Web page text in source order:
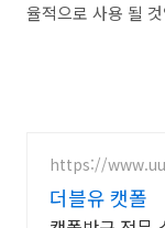
율적으로 사용 될
https://
더블유 캣폴